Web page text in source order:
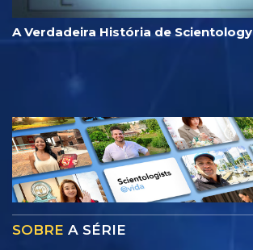
A Verdadeira História de Scientology
SOBRE A SÉRIE